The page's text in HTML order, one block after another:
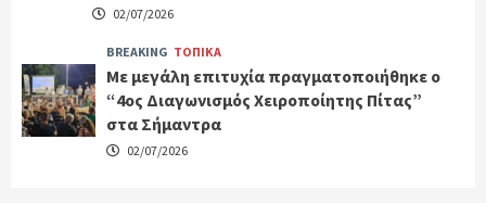
02/07/2026
BREAKING ΤΟΠΙΚΑ
Με μεγάλη επιτυχία πραγματοποιήθηκε ο
“4ος Διαγωνισμός Χειροποίητης Πίτας”
στα Σήμαντρα
02/07/2026